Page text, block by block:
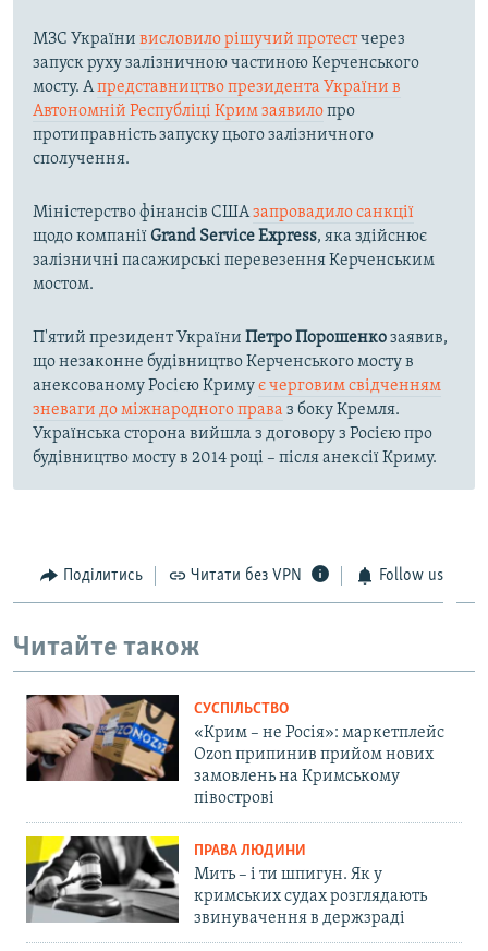
МЗС України висловило рішучий протестчерез
запуск руху залізничною частиною Керченського
мосту. Апредставництво президента України в
Автономній Республіці Крим заявилопро
протиправність запуску цього залізничного
сполучення.
Міністерство фінансів СШАзапровадило санкції
щодо компаніїGrand Service Express, яка здійснює
залізничні пасажирські перевезення Керченським
мостом.
П'ятий президент України Петро Порошенкозаявив,
що незаконне будівництво Керченського мосту в
анексованому Росією Кримує черговим свідченням
зневаги до міжнародного права з боку Кремля.
Українська сторона вийшла з договору з Росією про
будівництво мосту в 2014 році – після анексії Криму.
Поділитись Читати без VPN Follow us
Читайте також
СУСПІЛЬСТВО
«Крим – не Росія»: маркетплейс
Ozon припинив прийом нових
замовлень на Кримському
півострові
ПРАВА ЛЮДИНИ
Мить – і ти шпигун. Як у
кримських судах розглядають
звинувачення в держзраді